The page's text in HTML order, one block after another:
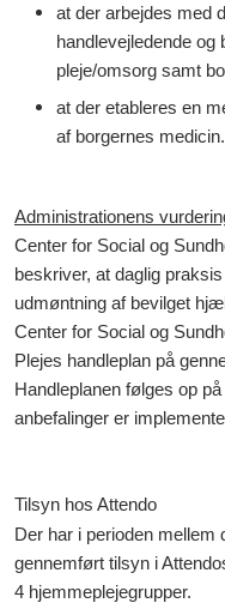
at der arbejdes med
handlevejledende
pleje/omsorg samt
at der etableres en
af borgernes medicin.
Administrationens
Center for Social og
beskriver, at daglig
udmøntning af bevilget
Center for Social og
Plejes handleplan på
Handleplanen følges op
anbefalinger er
Tilsyn hos Attendo
Der har i perioden mellem
gennemført tilsyn i
4 hjemmeplejegrupper.